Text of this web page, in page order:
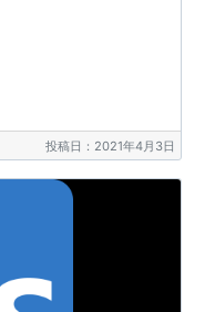
投稿日：2021年4月3日